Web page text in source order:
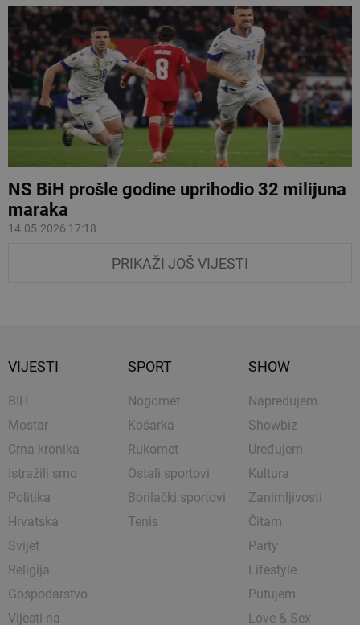
NS BiH prošle godine uprihodio 32 milijuna
maraka
14.05.2026 17:18
PRIKAŽI JOŠ VIJESTI
VIJESTI
BIH
Mostar
Crna kronika
Istražili smo
Politika
Hrvatska
Svijet
Religija
Gospodarstvo
Vijesti na
SPORT
Nogomet
Košarka
Rukomet
Ostali sportovi
Borilački sportovi
Tenis
SHOW
Napredujem
Showbiz
Uređujem
Kultura
Zanimljivosti
Čitam
Party
Lifestyle
Putujem
Love & Sex